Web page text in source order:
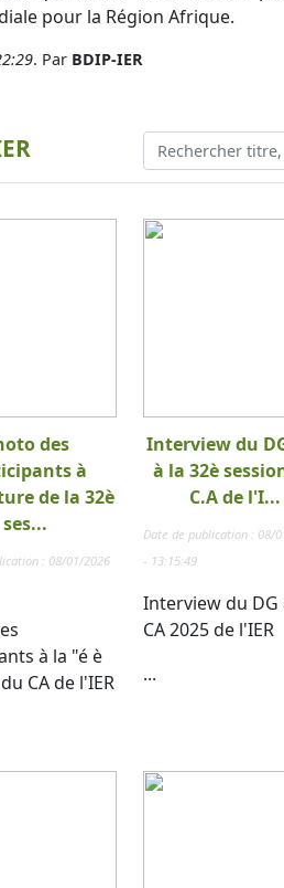
pour la Région Afrique.
. Par BDIP-IER
des
à
de la 32è
ses...
: 08/01/2026
à la "é è
CA de l'IER
Interview du
à la 32è
C.A de l'I...
Date de publication : 08/
- 13:15:49
Interview du DG
CA 2025 de l'IER
...